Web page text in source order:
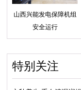
山西兴能发电保障机组
安全运行
特别关注